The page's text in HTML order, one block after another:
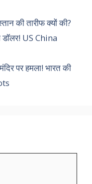
की तारीफ क्यों की?
डॉलर! US China
पर हमला! भारत की